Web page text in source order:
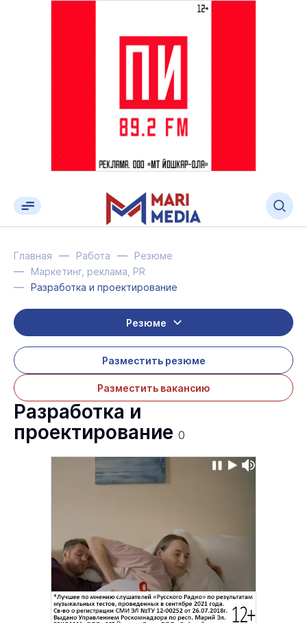
Главная Работа
Резюме
Маркетинг, реклама, PR
Разработка и проектирование
Разместить резюме
Разместить вакансию
Резюме
Разработка и
проектирование 0